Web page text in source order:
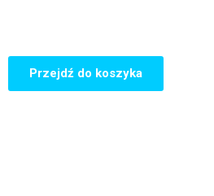
Przejdź do koszyka